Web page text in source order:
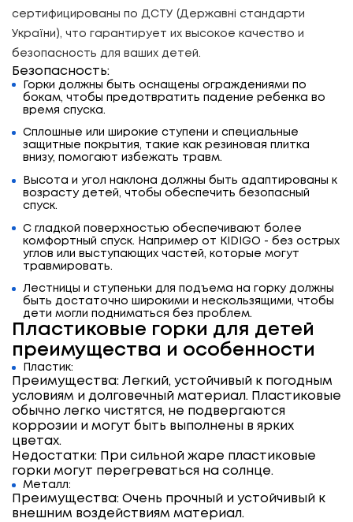
сертифицированы по ДСТУ (Державні стандарти
України), что гарантирует их высокое качество и
безопасность для ваших детей.
Безопасность:
Горки должны быть оснащены ограждениями по
бокам, чтобы предотвратить падение ребенка во
время спуска.
Сплошные или широкие ступени и специальные
защитные покрытия, такие как резиновая плитка
внизу, помогают избежать травм.
Высота и угол наклона должны быть адаптированы к
возрасту детей, чтобы обеспечить безопасный
спуск.
С гладкой поверхностью обеспечивают более
комфортный спуск. Например от KIDIGO - без острых
углов или выступающих частей, которые могут
травмировать.
Лестницы и ступеньки для подъема на горку должны
быть достаточно широкими и нескользящими, чтобы
дети могли подниматься без проблем.
Пластиковые горки для детей
преимущества и особенности
Пластик:
Преимущества: Легкий, устойчивый к погодным
условиям и долговечный материал. Пластиковые
обычно легко чистятся, не подвергаются
коррозии и могут быть выполнены в ярких
цветах.
Недостатки: При сильной жаре пластиковые
горки могут перегреваться на солнце.
Металл:
Преимущества: Очень прочный и устойчивый к
внешним воздействиям материал.